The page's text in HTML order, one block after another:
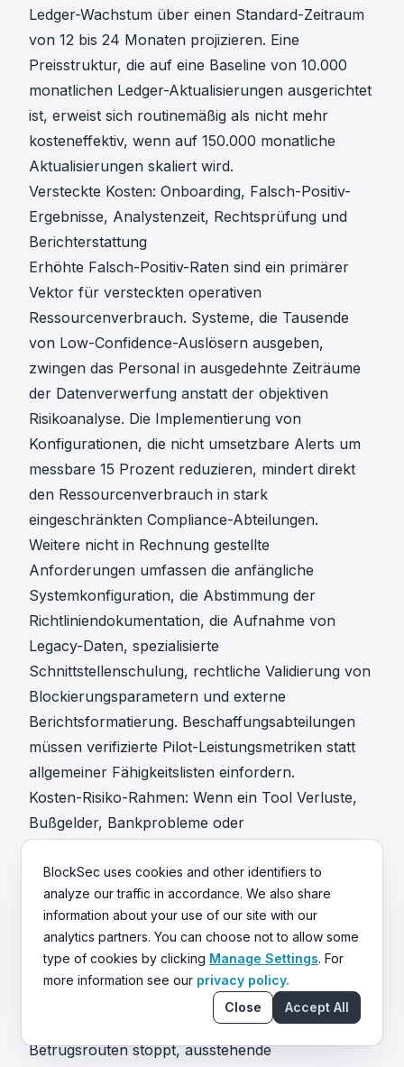
Ledger-Wachstum über einen Standard-Zeitraum
von 12 bis 24 Monaten projizieren. Eine
Preisstruktur, die auf eine Baseline von 10.000
monatlichen Ledger-Aktualisierungen ausgerichtet
ist, erweist sich routinemäßig als nicht mehr
kosteneffektiv, wenn auf 150.000 monatliche
Aktualisierungen skaliert wird.
Versteckte Kosten: Onboarding, Falsch-Positiv-
Ergebnisse, Analystenzeit, Rechtsprüfung und
Berichterstattung
Erhöhte Falsch-Positiv-Raten sind ein primärer
Vektor für versteckten operativen
Ressourcenverbrauch. Systeme, die Tausende
von Low-Confidence-Auslösern ausgeben,
zwingen das Personal in ausgedehnte Zeiträume
der Datenverwerfung anstatt der objektiven
Risikoanalyse. Die Implementierung von
Konfigurationen, die nicht umsetzbare Alerts um
messbare 15 Prozent reduzieren, mindert direkt
den Ressourcenverbrauch in stark
eingeschränkten Compliance-Abteilungen.
Weitere nicht in Rechnung gestellte
Anforderungen umfassen die anfängliche
Systemkonfiguration, die Abstimmung der
Richtliniendokumentation, die Aufnahme von
Legacy-Daten, spezialisierte
Schnittstellenschulung, rechtliche Validierung von
Blockierungsparametern und externe
Berichtsformatierung. Beschaffungsabteilungen
müssen verifizierte Pilot-Leistungsmetriken statt
allgemeiner Fähigkeitslisten einfordern.
Kosten-Risiko-Rahmen: Wenn ein Tool Verluste,
Bußgelder, Bankprobleme oder
Die grundlegende Geschäftsbegründung muss die
Software-Ausgaben mit verifizierbarer
Risikoreduzierung verknüpfen. Eine Software-
Bereitstellung validiert ihre Kostenstruktur, wenn
sie erfolgreich sanktioniertes Kapital abfängt,
ausgebeutete Vermögenswerte vor der internen
Ledger-Gutschrift einfriert, ausgehende
Betrugsrouten stoppt, ausstehende
BlockSec uses cookies and other identifiers to
analyze our traffic in accordance. We also share
information about your use of our site with our
analytics partners. You can choose not to allow some
type of cookies by clicking Manage Settings. For
more information see our privacy policy.
Close
Accept All